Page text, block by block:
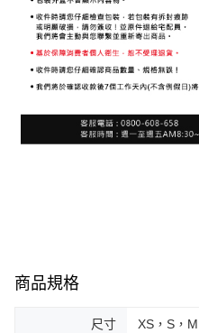
商品規格
尺寸 XS，S，M